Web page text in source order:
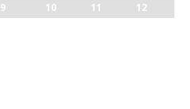
9 10 11 12